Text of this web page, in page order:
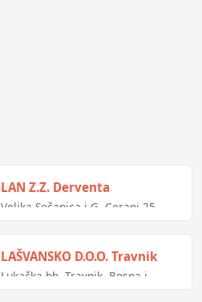
LAN Z.Z. Derventa
Velika Sočanica i G. Cerani 25,
LAŠVANSKO D.O.O. Travnik
Lukačka bb, Travnik, Bosna i